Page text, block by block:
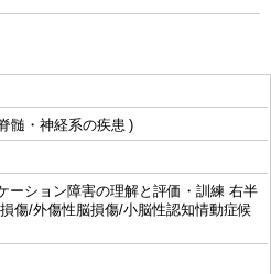
髄・神経系の疾患
ーション障害の理解と評価・訓練 右半
傷/外傷性脳損傷/小脳性認知情動症候